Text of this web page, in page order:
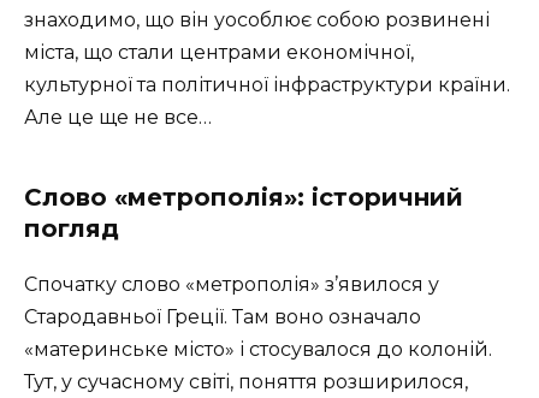
знаходимо, що він уособлює собою розвинені
міста, що стали центрами економічної,
культурної та політичної інфраструктури країни.
Але це ще не все…
Слово «метрополія»: історичний
погляд
Спочатку слово «метрополія» з’явилося у
Стародавньої Греції. Там воно означало
«материнське місто» і стосувалося до колоній.
Тут, у сучасному світі, поняття розширилося,